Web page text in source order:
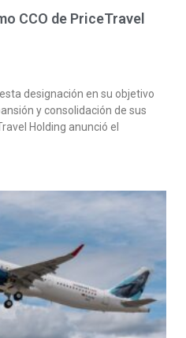
CCO de PriceTravel
designación en su objetivo
y consolidación de sus
Holding anunció el